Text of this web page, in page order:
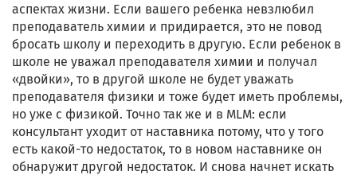
аспектах жизни. Если вашего ребенка невзлюбил
преподаватель химии и придирается, это не повод
бросать школу и переходить в другую. Если ребенок в
школе не уважал преподавателя химии и получал
«двойки», то в другой школе не будет уважать
преподавателя физики и тоже будет иметь проблемы,
но уже с физикой. Точно так же и в MLM: если
консультант уходит от наставника потому, что у того
есть какой-то недостаток, то в новом наставнике он
обнаружит другой недостаток. И снова начнет искать